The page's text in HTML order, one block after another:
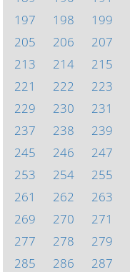
197
198 199
205
206 207
213
214 215
221
222 223
229
230 231
237
238 239
245
246 247
253
254 255
261
262 263
269
270 271
277
278 279
285
286 287